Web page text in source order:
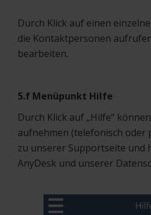
Durch Klick auf einen
die Kontaktpersonen
bearbeiten.
5.f Menüpunkt Hilfe
Durch Klick auf „Hilfe“
aufnehmen (telefonisch oder
zu unserer Supportseite und
AnyDesk und unserer